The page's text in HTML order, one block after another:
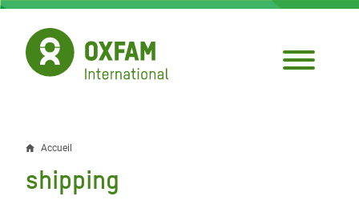
Aller
contenu
principal
Fil
d'Ariane
Accueil
shipping